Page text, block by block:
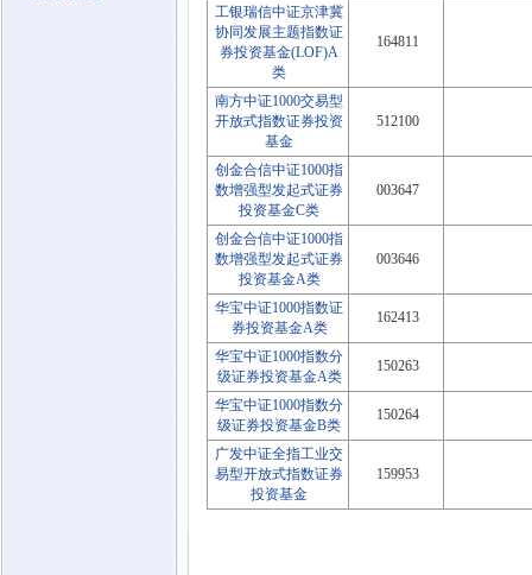
工银瑞信中证京津冀
协同发展主题指数证
券投资基金(LOF)A
类
164811
南方中证1000交易型
开放式指数证券投资
基金
512100
创金合信中证1000指
数增强型发起式证券
投资基金C类
003647
创金合信中证1000指
数增强型发起式证券
投资基金A类
003646
华宝中证1000指数证
券投资基金A类
162413
华宝中证1000指数分
级证券投资基金A类
150263
华宝中证1000指数分
级证券投资基金B类
150264
广发中证全指工业交
易型开放式指数证券
投资基金
159953